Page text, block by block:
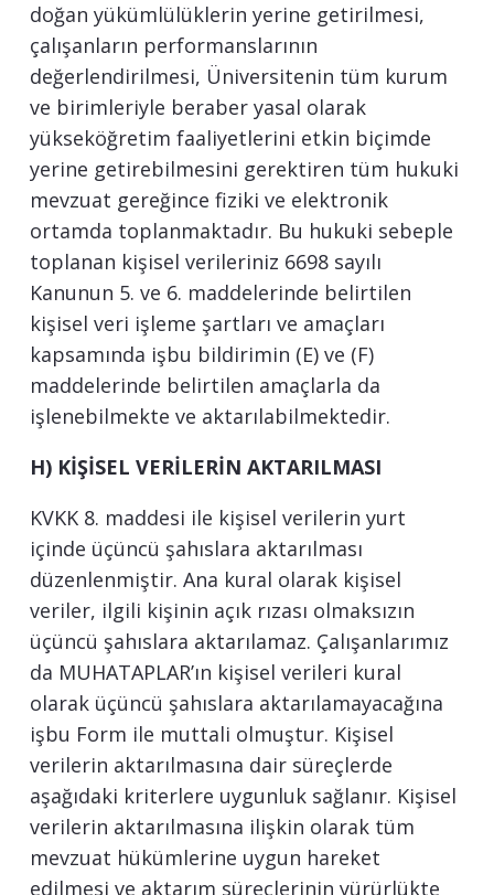
doğan yükümlülüklerin yerine getirilmesi,
çalışanların performanslarının
değerlendirilmesi, Üniversitenin tüm kurum
ve birimleriyle beraber yasal olarak
yükseköğretim faaliyetlerini etkin biçimde
yerine getirebilmesini gerektiren tüm hukuki
mevzuat gereğince fiziki ve elektronik
ortamda toplanmaktadır. Bu hukuki sebeple
toplanan kişisel verileriniz 6698 sayılı
Kanunun 5. ve 6. maddelerinde belirtilen
kişisel veri işleme şartları ve amaçları
kapsamında işbu bildirimin (E) ve (F)
maddelerinde belirtilen amaçlarla da
işlenebilmekte ve aktarılabilmektedir.
H) KİŞİSEL VERİLERİN AKTARILMASI
KVKK 8. maddesi ile kişisel verilerin yurt
içinde üçüncü şahıslara aktarılması
düzenlenmiştir. Ana kural olarak kişisel
veriler, ilgili kişinin açık rızası olmaksızın
üçüncü şahıslara aktarılamaz. Çalışanlarımız
da MUHATAPLAR’ın kişisel verileri kural
olarak üçüncü şahıslara aktarılamayacağına
işbu Form ile muttali olmuştur. Kişisel
verilerin aktarılmasına dair süreçlerde
aşağıdaki kriterlere uygunluk sağlanır. Kişisel
verilerin aktarılmasına ilişkin olarak tüm
mevzuat hükümlerine uygun hareket
edilmesi ve aktarım süreçlerinin yürürlükte